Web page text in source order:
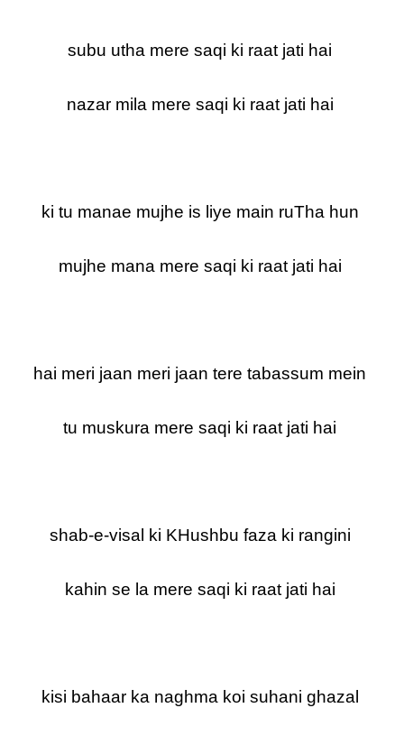
subu utha mere saqi ki raat jati hai
nazar mila mere saqi ki raat jati hai
ki tu manae mujhe is liye main ruTha hun
mujhe mana mere saqi ki raat jati hai
hai meri jaan meri jaan tere tabassum mein
tu muskura mere saqi ki raat jati hai
shab-e-visal ki KHushbu faza ki rangini
kahin se la mere saqi ki raat jati hai
kisi bahaar ka naghma koi suhani ghazal